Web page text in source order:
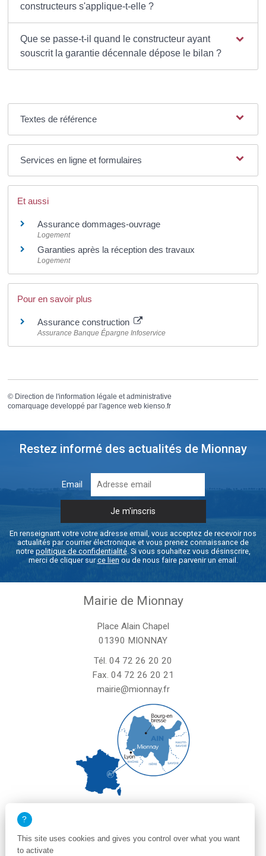
constructeurs s'applique-t-elle ?
Que se passe-t-il quand le constructeur ayant
souscrit la garantie décennale dépose le bilan ?
Textes de référence
Services en ligne et formulaires
Et aussi
Assurance dommages-ouvrage
Logement
Garanties après la réception des travaux
Logement
Pour en savoir plus
Assurance construction
Assurance Banque Épargne Infoservice
© Direction de l'information légale et administrative
comarquage developpé par l'agence web kienso.fr
Restez informé des actualités de Mionnay
Email
En renseignant votre votre adresse email, vous acceptez de recevoir nos
actualités par courrier électronique et vous prenez connaissance de
notre politique de confidentialité. Si vous souhaitez vous désinscrire,
merci de cliquer surce lien ou de nous faire parvenir un email.
Mairie de Mionnay
Place Alain Chapel
01390 MIONNAY
Tél. 04 72 26 20 20
Fax. 04 72 26 20 21
mairie@mionnay.fr
le vendredi de 8h30 à 12h et de 13h30 à 16h30
This site uses cookies and gives you control over what you want
to activate